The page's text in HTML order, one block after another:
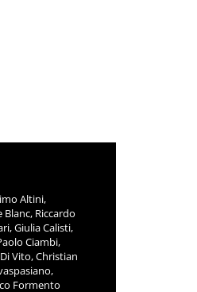
Altini,
Riccardo
Giulia Calisti,
Ciambi,
Vito, Christian
Formento